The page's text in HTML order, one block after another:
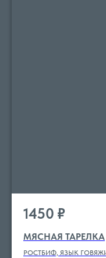
1450 ₽
МЯСНАЯ ТАРЕЛКА
РОСТБИФ, ЯЗЫК